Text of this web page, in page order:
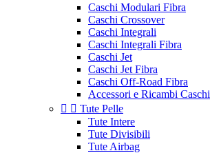
Caschi Modulari Fibra
Caschi Crossover
Caschi Integrali
Caschi Integrali Fibra
Caschi Jet
Caschi Jet Fibra
Caschi Off-Road Fibra
Accessori e Ricambi Caschi
  Tute Pelle
Tute Intere
Tute Divisibili
Tute Airbag